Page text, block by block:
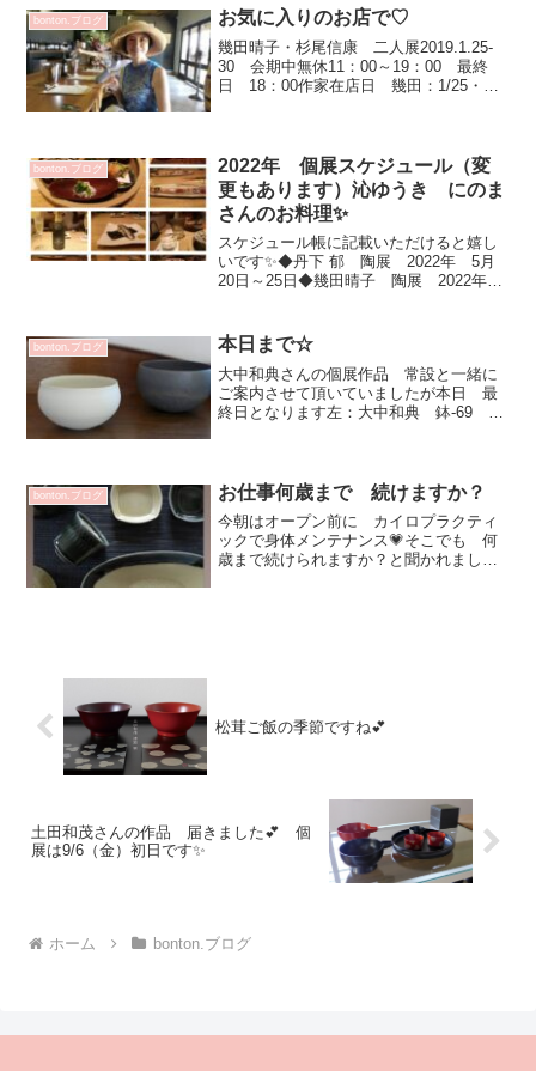
丹下 郁 さん松平彩子さん渡邉陽子さん
季節を感じるう...
bonton.ブログ お気に入りのお店で♡
幾田晴子・杉尾信康 二人展2019.1.25-
30 会期中無休11：00～19：00 最終
日 18：00作家在店日 幾田：1/25・
bonton.ブログ
2022年 個展スケジュール（変
更もあります）沁ゆうき にのま
さんのお料理✨
スケジュール帳に記載いただけると嬉し
いです✨◆丹下 郁 陶展 2022年 5月
20日～25日◆幾田晴子 陶展 2022年
サブロウ・矢尾板克則・山口利枝・...
bonton.ブログ 本日まで☆
大中和典さんの個展作品 常設と一緒に
ご案内させて頂いていましたが本日 最
終日となります左：大中和典 鉢-69
bonton.ブログ お仕事何歳まで 続けますか？
今朝はオープン前に カイロプラクティ
ックで身体メンテナンス💗そこでも 何
歳まで続けられますか？と聞かれました
松茸ご飯の季節ですね💕
土田和茂さんの作品 届きました💕 個
展は9/6（金）初日です✨
ホーム bonton.ブログ